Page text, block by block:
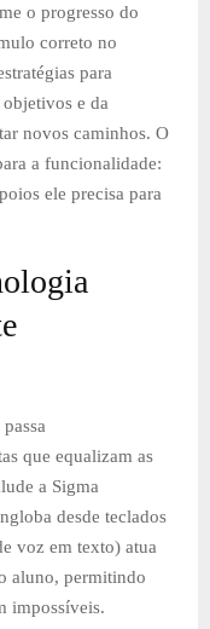
o progresso do
correto no
para
e da
novos caminhos. O
a funcionalidade:
ele precisa para
que equalizam as
a Sigma
desde teclados
voz em texto) atua
aluno, permitindo
impossíveis.